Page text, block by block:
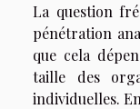
La question
pénétration
que cela
taille des
individuelles.